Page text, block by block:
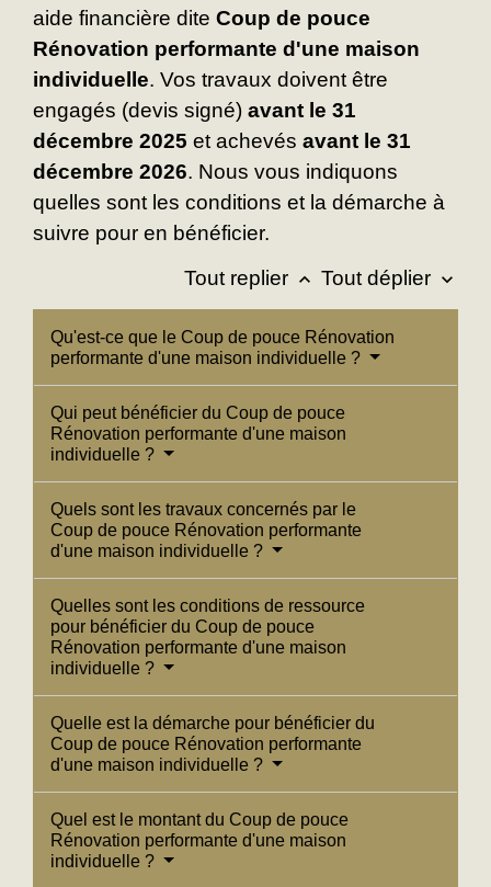
aide financière dite Coup de pouce
Rénovation performante d'une maison
individuelle. Vos travaux doivent être
engagés (devis signé) avant le 31
décembre 2025 et achevés avant le 31
décembre 2026. Nous vous indiquons
quelles sont les conditions et la démarche à
suivre pour en bénéficier.
Tout replier keyboard_arrow_up Tout déplier keyboard_arrow_down
Qu'est-ce que le Coup de pouce Rénovation
performante d'une maison individuelle ?
Qui peut bénéficier du Coup de pouce
Rénovation performante d'une maison
individuelle ?
Quels sont les travaux concernés par le
Coup de pouce Rénovation performante
d'une maison individuelle ?
Quelles sont les conditions de ressource
pour bénéficier du Coup de pouce
Rénovation performante d'une maison
individuelle ?
Quelle est la démarche pour bénéficier du
Coup de pouce Rénovation performante
d'une maison individuelle ?
Quel est le montant du Coup de pouce
Rénovation performante d'une maison
individuelle ?